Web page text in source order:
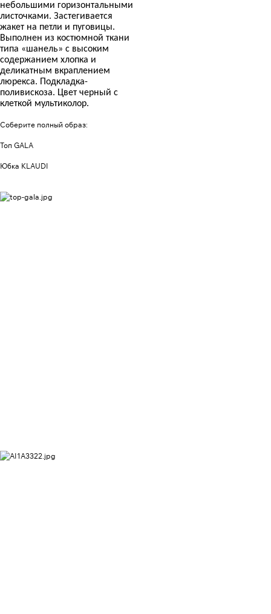
небольшими горизонтальными
листочками. Застегивается
жакет на петли и пуговицы.
Выполнен из костюмной ткани
типа «шанель» с высоким
содержанием хлопка и
деликатным вкраплением
люрекса. Подкладка-
поливискоза. Цвет черный с
клеткой мультиколор.
Соберите полный образ:
Топ GALA
Юбка KLAUDI